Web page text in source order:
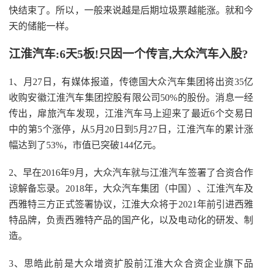
快结束了。所以，一般来说越是后期垃圾票越能涨。就和今
天的储能一样。
江淮汽车:6天5板!只因一个传言,大众汽车入股?
1、月27日，有媒体报道，传德国大众汽车集团将出资35亿
收购安徽江淮汽车集团控股有限公司50%的股份。消息一经
传出，扉旅汽车发现，江淮汽车马上迎来了最近6个交易日
中的第5个涨停，从5月20日到5月27日，江淮汽车的累计涨
幅达到了53%，市值已突破144亿元。
2、早在2016年9月，大众汽车就与江淮汽车签署了合资合作
谅解备忘录。2018年，大众汽车集团（中国）、江淮汽车及
西雅特三方正式签署协议，江淮大众将于2021年前引进西雅
特品牌，负责西雅特产品的国产化，以及电动化的研发、制
造。
3、思皓此前是大众增资扩股前江淮大众合资企业旗下品